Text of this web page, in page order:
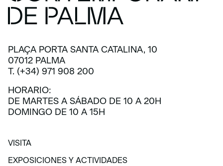
PLAÇA PORTA SANTA CATALINA, 10
07012 PALMA
T. (+34) 971 908 200
HORARIO:
DE MARTES A SÁBADO DE 10 A 20H
DOMINGO DE 10 A 15H
VISITA
VISITA
EXPOSICIONES Y ACTIVIDADES